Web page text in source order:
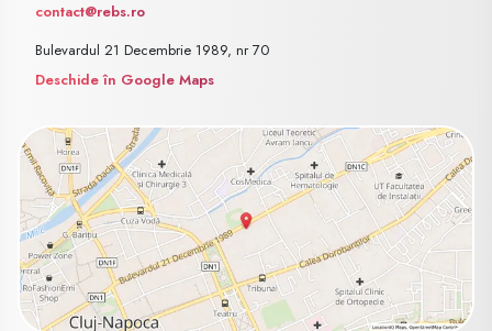
contact@rebs.ro
Bulevardul 21 Decembrie 1989, nr 70
Deschide în Google Maps